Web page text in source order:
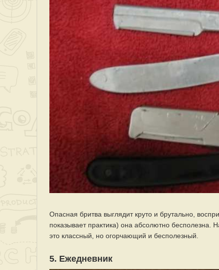
Опасная бритва выглядит круто и брутально,
показывает практика) она абсолютно бесполезна.
это классный, но огорчающий и бесполезный.
5. Ежедневник